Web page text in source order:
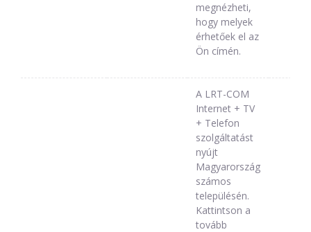
megnézheti,
hogy melyek
érhetőek el az
Ön címén.
A LRT-COM
Internet + TV
+ Telefon
szolgáltatást
nyújt
Magyarország
számos
településén.
Kattintson a
tovább